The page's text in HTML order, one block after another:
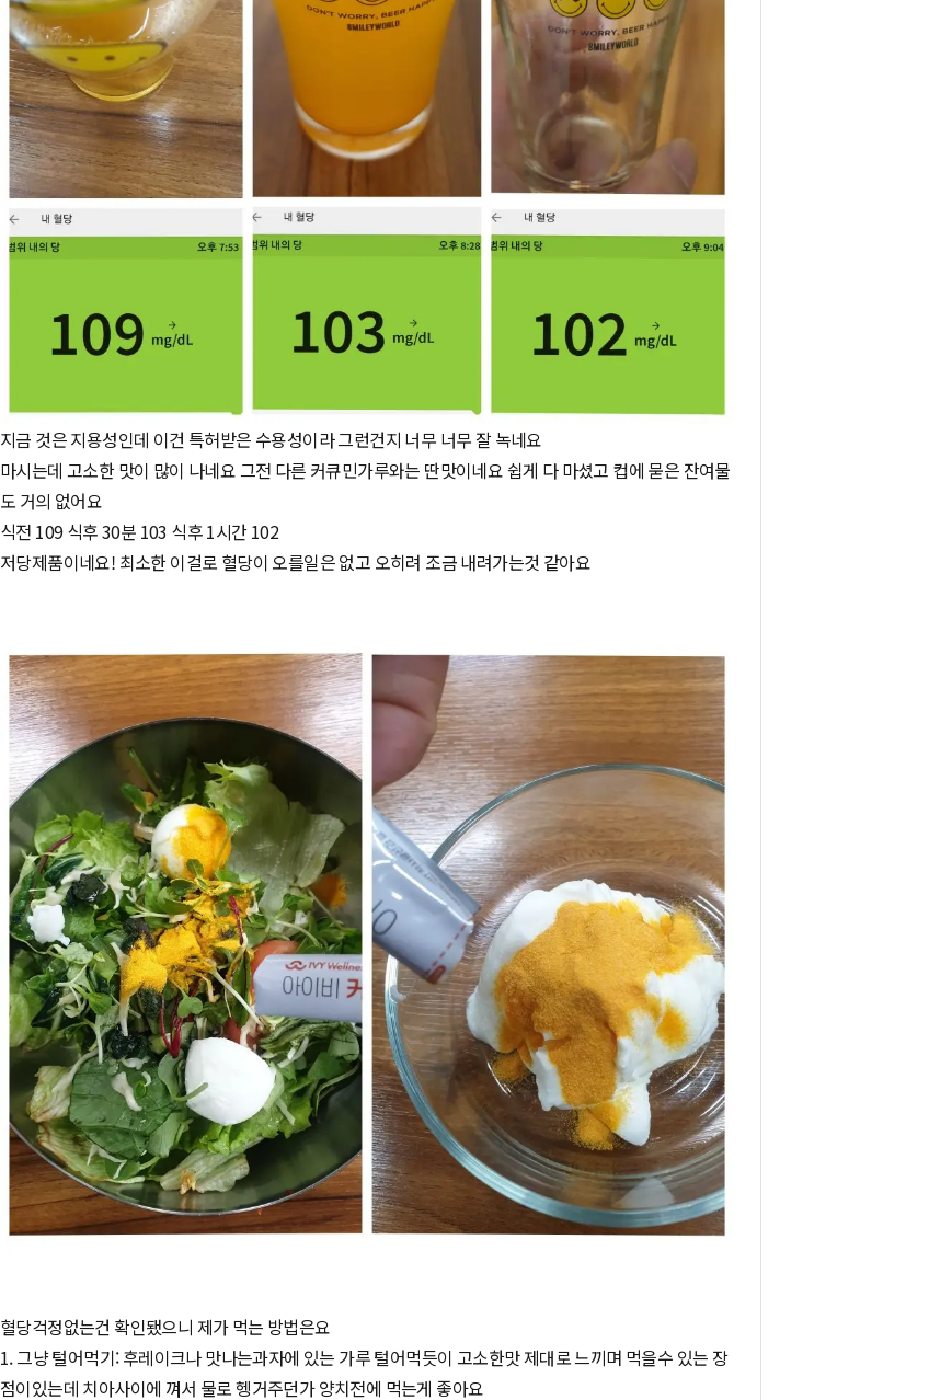
지금 것은 지용성인데 이건 특허받은 수용성이라 그런건지 너무 너무 잘 녹네요
마시는데 고소한 맛이 많이 나네요 그전 다른 커큐민가루와는 딴맛이네요 쉽게 다 마셨고 컵에 묻은 잔여물
도 거의 없어요
식전 109 식후 30분 103 식후 1시간 102
저당제품이네요! 최소한 이걸로 혈당이 오를일은 없고 오히려 조금 내려가는것 같아요
혈당걱정없는건 확인됐으니 제가 먹는 방법은요
1. 그냥 털어먹기: 후레이크나 맛나는과자에 있는 가루 털어먹듯이 고소한맛 제대로 느끼며 먹을수 있는 장
점이있는데 치아사이에 껴서 물로 헹거주던가 양치전에 먹는게 좋아요